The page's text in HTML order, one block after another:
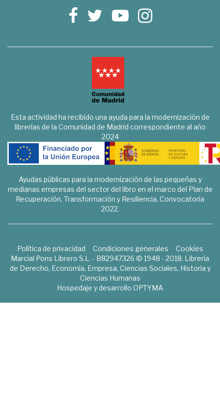
Esta actividad ha recibido una ayuda para la modernización de
librerías de la Comunidad de Madrid correspondiente al año
2024
Ayudas públicas para la modernización de las pequeñas y
medianas empresas del sector del libro en el marco del Plan de
Recuperación, Transformación y Resiliencia. Convocatoria
2022.
Política de privacidad Condiciones generales
Cookies
Marcial Pons Librero S.L. - B82947326 © 1948 - 2018. Librería
de Derecho, Economía, Empresa, Ciencias Sociales, Historia y
Ciencias Humanas
Hospedaje y desarrollo OPTYMA